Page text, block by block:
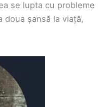
se lupta cu probleme
doua șansă la viață,